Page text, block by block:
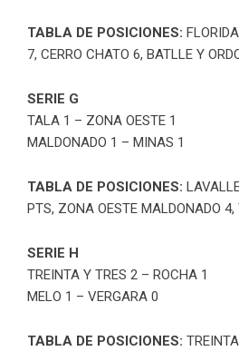
TABLA DE POSICIONES:
7, CERRO CHATO 6, BATLLE Y
SERIE G
TALA 1 – ZONA OESTE 1
MALDONADO 1 – MINAS 1
TABLA DE POSICIONES:
PTS, ZONA OESTE MALDONADO 4,
SERIE H
TREINTA Y TRES 2 – ROCHA 1
MELO 1 – VERGARA 0
TABLA DE POSICIONES: